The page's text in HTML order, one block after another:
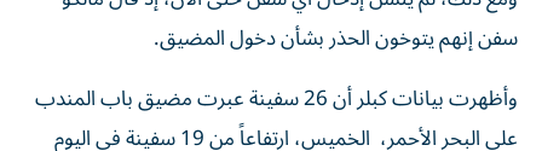
سفن إنهم يتوخون الحذر بشأن دخول المضيق.
وأظهرت بيانات كبلر أن 26 سفينة عبرت مضيق باب المندب
على البحر الأحمر، ​الخميس، ارتفاعاً من 19 سفينة في اليوم